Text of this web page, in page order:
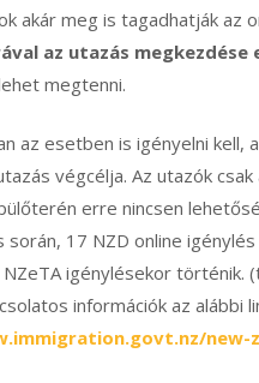
akár meg is tagadhatják
az utazás
megtenni.
az esetben is igényelni kell,
végcélja. Az utazók
erre nincsen
17 NZD online
igénylésekor történik.
információk az alábbi
new-